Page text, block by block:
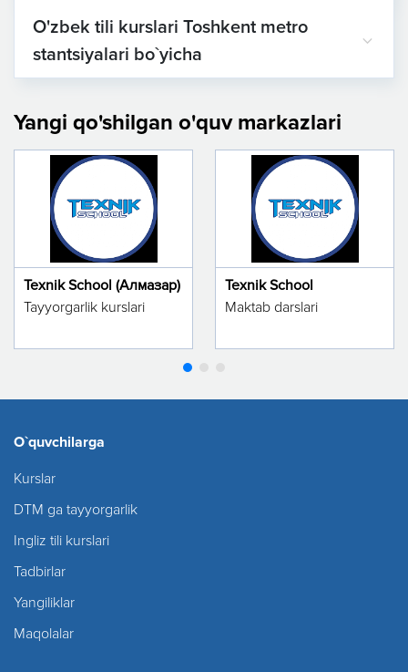
O'zbek tili kurslari Toshkent metro
stantsiyalari bo`yicha
Yangi qo'shilgan o'quv markazlari
Texnik School (Алмазар)
Tayyorgarlik kurslari
Texnik School
Maktab darslari
O`quvchilarga
Kurslar
DTM ga tayyorgarlik
Ingliz tili kurslari
Tadbirlar
Yangiliklar
Maqolalar